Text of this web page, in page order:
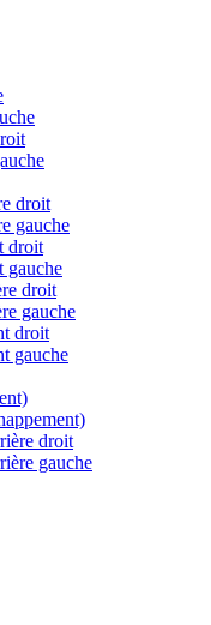
droit
gauche
droit
gauche
droit
gauche
droit
gauche
droit
gauche